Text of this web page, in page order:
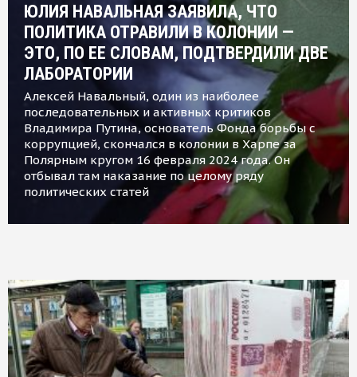
ЮЛИЯ НАВАЛЬНАЯ ЗАЯВИЛА, ЧТО
ПОЛИТИКА ОТРАВИЛИ В КОЛОНИИ —
ЭТО, ПО ЕЕ СЛОВАМ, ПОДТВЕРДИЛИ ДВЕ
ЛАБОРАТОРИИ
Алексей Навальный, один из наиболее
последовательных и активных критиков
Владимира Путина, основатель Фонда борьбы с
коррупцией, скончался в колонии в Харпе за
Полярным кругом 16 февраля 2024 года. Он
отбывал там наказание по целому ряду
политических статей